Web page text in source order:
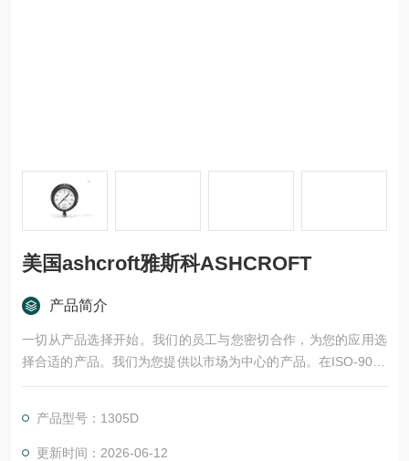
美国ashcroft雅斯科ASHCROFT
产品简介
一切从产品选择开始。我们的员工与您密切合作，为您的应用选
择合适的产品。我们为您提供以市场为中心的产品。在ISO-9001
认证的生产基地生产的产品，经过严格的测试和批准程序的验
您提供帮助。我们还为您提供工具来*您的项目:
尾流频率计算器 （WFC）美国ASHCROFT雅斯科美国ashcroft
产品型号：1305D
更新时间：2026-06-12